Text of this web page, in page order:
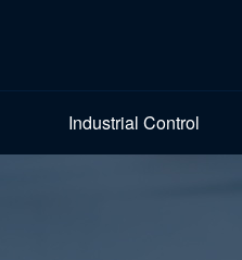
Industrial Control